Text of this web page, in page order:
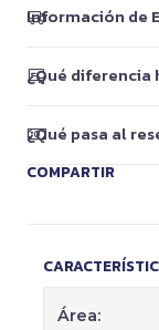
Información de
¿Qué diferencia
¿Qué pasa al
COMPARTIR
Área: